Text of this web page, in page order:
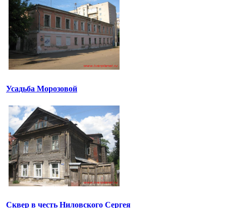
Усадьба Морозовой
Сквер в честь Ниловского Сергея